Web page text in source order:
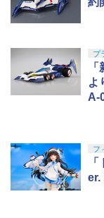
プ
よ
A-
フ
er.